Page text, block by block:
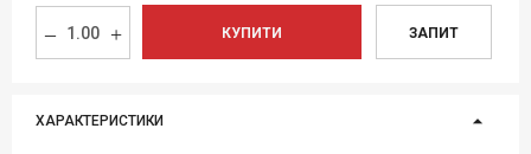
КУПИТИ ЗАПИТ
ХАРАКТЕРИСТИКИ